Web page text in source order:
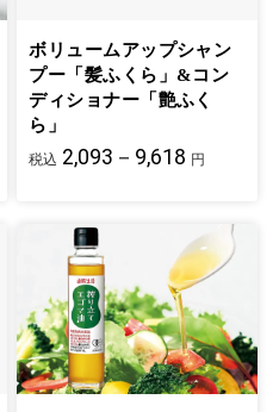
ボリュームアップシャン
プー「髪ふくら」&コン
ディショナー「艶ふく
ら」
税込 2,093－9,618 円